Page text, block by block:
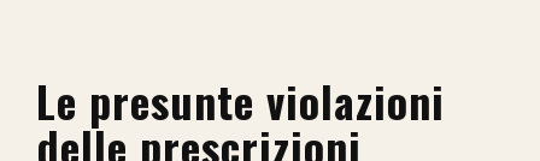
Le presunte violazioni
delle prescrizioni